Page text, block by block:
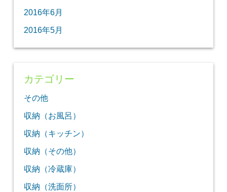
2016年6月
2016年5月
カテゴリー
その他
収納（お風呂）
収納（キッチン）
収納（その他）
収納（冷蔵庫）
収納（洗面所）